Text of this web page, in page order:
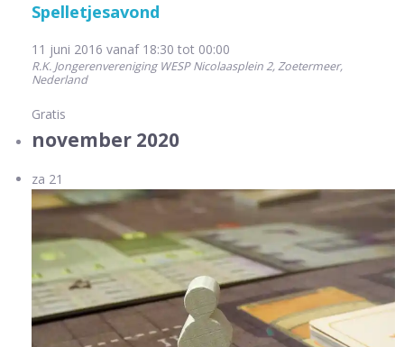
Spelletjesavond
11 juni 2016 vanaf 18:30 tot 00:00
R.K. Jongerenvereniging WESPNicolaasplein 2, Zoetermeer,
Nederland
Gratis
november 2020
za 21